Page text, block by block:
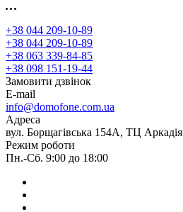
+38 044 209-10-89
+38 044 209-10-89
+38 063 339-84-85
+38 098 151-19-44
Замовити дзвінок
E-mail
info@domofone.com.ua
Адреса
вул. Борщагівська 154А, ТЦ Аркадія
Режим роботи
Пн.-Сб. 9:00 до 18:00